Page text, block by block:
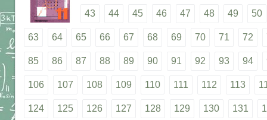
43 44 45 46 47 48 49 50
63 64 65 66 67 68 69 70 71 72
85 86 87 88 89 90 91 92 93 94
106 107 108 109 110 111 112 113
124 125 126 127 128 129 130 131